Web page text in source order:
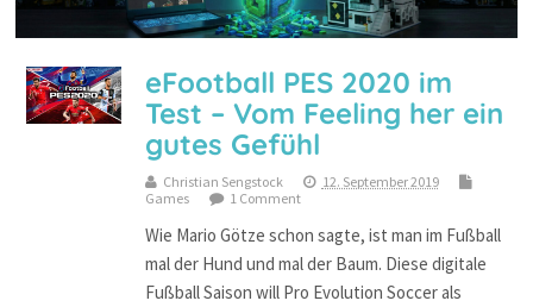
eFootball PES 2020 im
Test – Vom Feeling her ein
gutes Gefühl
Christian Sengstock
12. September 2019
Games
1 Comment
Wie Mario Götze schon sagte, ist man im Fußball
mal der Hund und mal der Baum. Diese digitale
Fußball Saison will Pro Evolution Soccer als